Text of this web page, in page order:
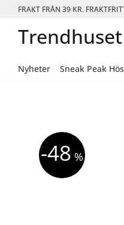
FRAKT FRÅN 39 KR.
Trendhuset
Nyheter Sneak Peak
48 %